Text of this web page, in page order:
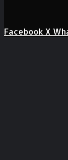
Facebook X